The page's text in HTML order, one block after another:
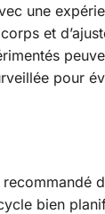
une
et
pour
bien